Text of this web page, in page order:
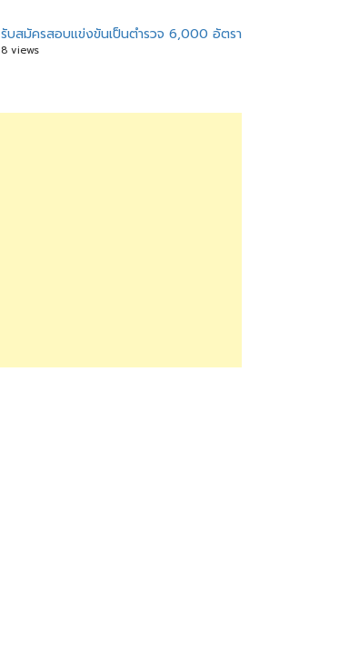
รับสมัครสอบแข่งขันเป็นตำรวจ 6,000 อัตรา
8 views